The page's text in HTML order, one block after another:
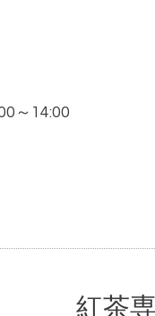
～14:00
紅茶